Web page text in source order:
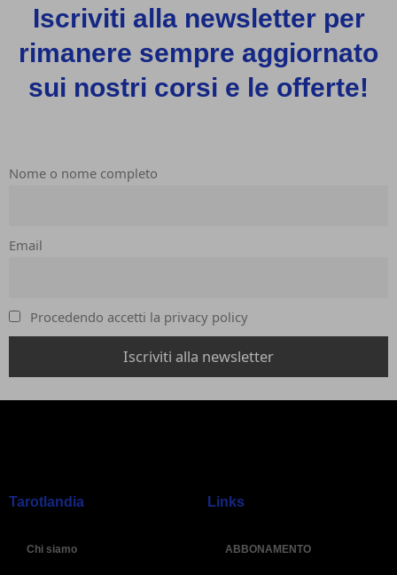
Iscriviti alla newsletter per
rimanere sempre aggiornato
sui nostri corsi e le offerte!
Nome o nome completo
Email
Procedendo accetti la privacy policy
Tarotlandia
Chi siamo
Links
ABBONAMENTO